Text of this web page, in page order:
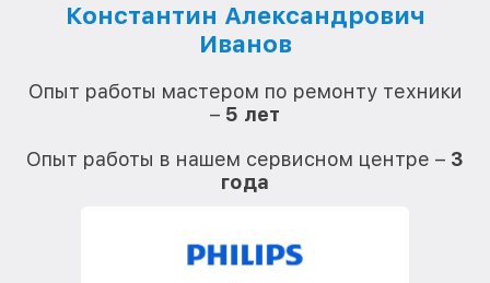
Константин Александрович
Иванов
Опыт работы мастером по ремонту техники
– 5 лет
Опыт работы в нашем сервисном центре – 3
года